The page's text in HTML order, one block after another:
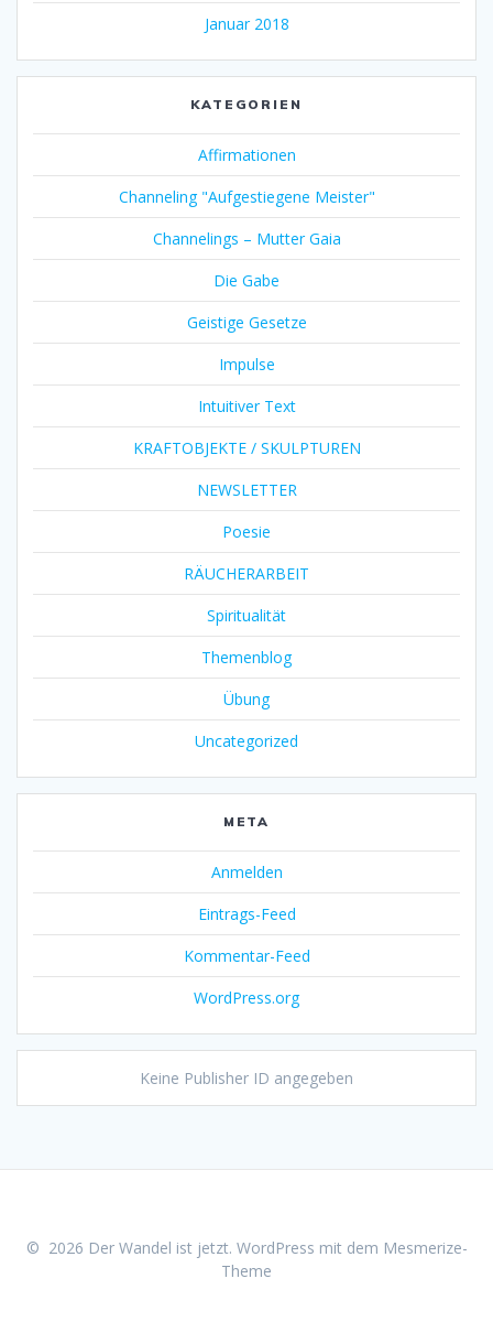
Januar 2018
KATEGORIEN
Affirmationen
Channeling "Aufgestiegene Meister"
Channelings – Mutter Gaia
Die Gabe
Geistige Gesetze
Impulse
Intuitiver Text
KRAFTOBJEKTE / SKULPTUREN
NEWSLETTER
Poesie
RÄUCHERARBEIT
Spiritualität
Themenblog
Übung
Uncategorized
META
Anmelden
Eintrags-Feed
Kommentar-Feed
WordPress.org
Keine Publisher ID angegeben
© 2026 Der Wandel ist jetzt. WordPress mit dem Mesmerize-
Theme